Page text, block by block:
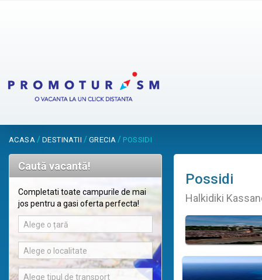
ACASA / DESTINATII / GRECIA / POSSIDI
Caută vacantă!
Completati toate campurile de mai
jos pentru a gasi oferta perfecta!
Alege o țară
Alege o localitate
Alege tipul de transport
Possidi
Halkidiki